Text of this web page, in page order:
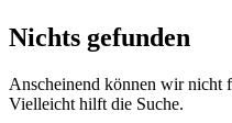
Nichts gefunden
Anscheinend können wir nicht
Vielleicht hilft die Suche.